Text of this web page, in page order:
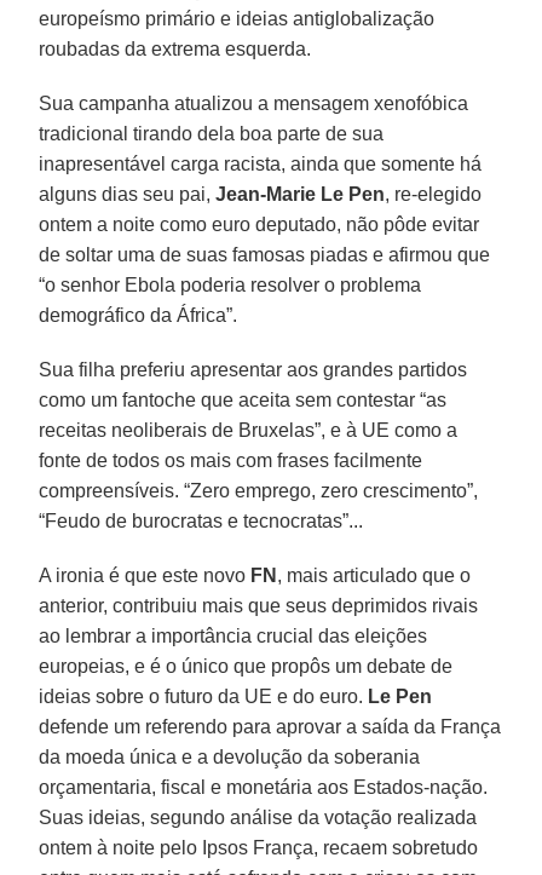
europeísmo primário e ideias antiglobalização
roubadas da extrema esquerda.
Sua campanha atualizou a mensagem xenofóbica
tradicional tirando dela boa parte de sua
inapresentável carga racista, ainda que somente há
alguns dias seu pai,Jean-Marie Le Pen, re-elegido
ontem a noite como euro deputado, não pôde evitar
de soltar uma de suas famosas piadas e afirmou que
“o senhor Ebola poderia resolver o problema
demográfico da África”.
Sua filha preferiu apresentar aos grandes partidos
como um fantoche que aceita sem contestar “as
receitas neoliberais de Bruxelas”, e à UE como a
fonte de todos os mais com frases facilmente
compreensíveis. “Zero emprego, zero crescimento”,
“Feudo de burocratas e tecnocratas”...
A ironia é que este novo FN , mais articulado que o
anterior, contribuiu mais que seus deprimidos rivais
ao lembrar a importância crucial das eleições
europeias, e é o único que propôs um debate de
ideias sobre o futuro da UE e do euro. Le Pen
defende um referendo para aprovar a saída da França
da moeda única e a devolução da soberania
orçamentaria, fiscal e monetária aos Estados-nação.
Suas ideias, segundo análise da votação realizada
ontem à noite pelo Ipsos França, recaem sobretudo